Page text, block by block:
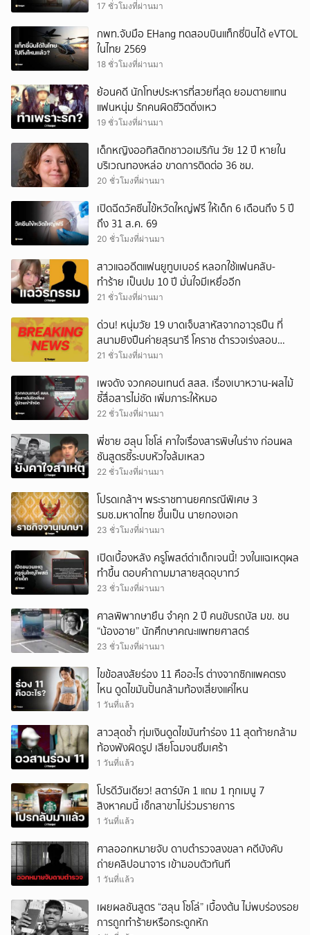
17 ชั่วโมงที่ผ่านมา
กพท.จับมือ EHang ทดสอบบินแท็กซี่บินได้ eVTOL
ในไทย 2569
18 ชั่วโมงที่ผ่านมา
ย้อนคดี นักโทษประหารที่สวยที่สุด ยอมตายแทน
แฟนหนุ่ม รักคนผิดชีวิตดิ่งเหว
19 ชั่วโมงที่ผ่านมา
เด็กหญิงออทิสติกชาวอเมริกัน วัย 12 ปี หายใน
บริเวณทองหล่อ ขาดการติดต่อ 36 ชม.
20 ชั่วโมงที่ผ่านมา
เปิดฉีดวัคซีนไข้หวัดใหญ่ฟรี ให้เด็ก 6 เดือนถึง 5 ปี
ถึง 31 ส.ค. 69
20 ชั่วโมงที่ผ่านมา
สาวแฉอดีตแฟนยูทูบเบอร์ หลอกใช้แฟนคลับ-
ทำร้าย เป็นปม 10 ปี มั่นใจมีเหยื่ออีก
21 ชั่วโมงที่ผ่านมา
ด่วน! หนุ่มวัย 19 บาดเจ็บสาหัสจากอาวุธปืน ที่
สนามยิงปืนค่ายสุรนารี โคราช ตำรวจเร่งสอบ
สาเหตุ
21 ชั่วโมงที่ผ่านมา
เพจดัง จวกคอนเทนต์ สสส. เรื่องเบาหวาน-ผลไม้
ชี้สื่อสารไม่ชัด เพิ่มภาระให้หมอ
22 ชั่วโมงที่ผ่านมา
พี่ชาย ฮลุน โซโล่ คาใจเรื่องสารพิษในร่าง ก่อนผล
ชันสูตรชี้ระบบหัวใจล้มเหลว
22 ชั่วโมงที่ผ่านมา
โปรดเกล้าฯ พระราชทานยศกรณีพิเศษ 3
รมช.มหาดไทย ขึ้นเป็น นายกองเอก
23 ชั่วโมงที่ผ่านมา
เปิดเบื้องหลัง ครูโพสต์ด่าเด็กเจนนี้! วงในแฉเหตุผล
ทำขึ้น ตอบคำถามมาสายสุดอุบาทว์
23 ชั่วโมงที่ผ่านมา
ศาลพิพากษายืน จำคุก 2 ปี คนขับรถบัส มข. ชน
“น้องอาย” นักศึกษาคณะแพทยศาสตร์
23 ชั่วโมงที่ผ่านมา
ไขข้อสงสัยร่อง 11 คืออะไร ต่างจากซิกแพคตรง
ไหน ดูดไขมันปั้นกล้ามท้องเสี่ยงแค่ไหน
1 วันที่แล้ว
สาวสุดช้ำ ทุ่มเงินดูดไขมันทำร่อง 11 สุดท้ายกล้าม
ท้องพังผิดรูป เสียโฉมจนซึมเศร้า
1 วันที่แล้ว
โปรดีวันเดียว! สตาร์บัค 1 แถม 1 ทุกเมนู 7
สิงหาคมนี้ เช็กสาขาไม่ร่วมรายการ
1 วันที่แล้ว
ศาลออกหมายจับ ดาบตำรวจสงขลา คดีบังคับ
ถ่ายคลิปอนาจาร เข้ามอบตัวทันที
1 วันที่แล้ว
เผยผลชันสูตร “ฮลุน โซโล่” เบื้องต้น ไม่พบร่องรอย
การถูกทำร้ายหรือกระดูกหัก